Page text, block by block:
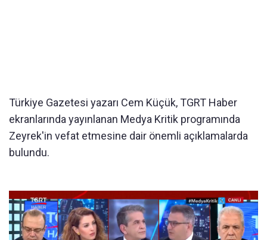
Türkiye Gazetesi yazarı Cem Küçük, TGRT Haber
ekranlarında yayınlanan Medya Kritik programında
Zeyrek'in vefat etmesine dair önemli açıklamalarda
bulundu.